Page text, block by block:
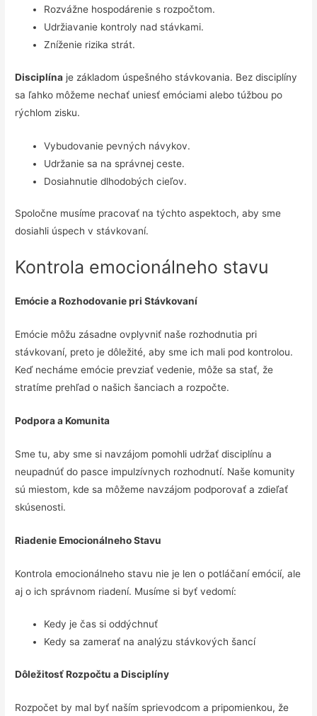
Rozvážne hospodárenie s rozpočtom.
Udržiavanie kontroly nad stávkami.
Zníženie rizika strát.
Disciplína je základom úspešného stávkovania. Bez disciplíny
sa ľahko môžeme nechať uniesť emóciami alebo túžbou po
rýchlom zisku.
Vybudovanie pevných návykov.
Udržanie sa na správnej ceste.
Dosiahnutie dlhodobých cieľov.
Spoločne musíme pracovať na týchto aspektoch, aby sme
dosiahli úspech v stávkovaní.
Kontrola emocionálneho stavu
Emócie a Rozhodovanie pri Stávkovaní
Emócie môžu zásadne ovplyvniť naše rozhodnutia pri
stávkovaní, preto je dôležité, aby sme ich mali pod kontrolou.
Keď necháme emócie prevziať vedenie, môže sa stať, že
stratíme prehľad o našich šanciach a rozpočte.
Podpora a Komunita
Sme tu, aby sme si navzájom pomohli udržať disciplínu a
neupadnúť do pasce impulzívnych rozhodnutí. Naše komunity
sú miestom, kde sa môžeme navzájom podporovať a zdieľať
skúsenosti.
Riadenie Emocionálneho Stavu
Kontrola emocionálneho stavu nie je len o potláčaní emócií, ale
aj o ich správnom riadení. Musíme si byť vedomí:
Kedy je čas si oddýchnuť
Kedy sa zamerať na analýzu stávkových šancí
Dôležitosť Rozpočtu a Disciplíny
Rozpočet by mal byť naším sprievodcom a pripomienkou, že